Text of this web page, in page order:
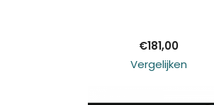
€181,00
Vergelijken